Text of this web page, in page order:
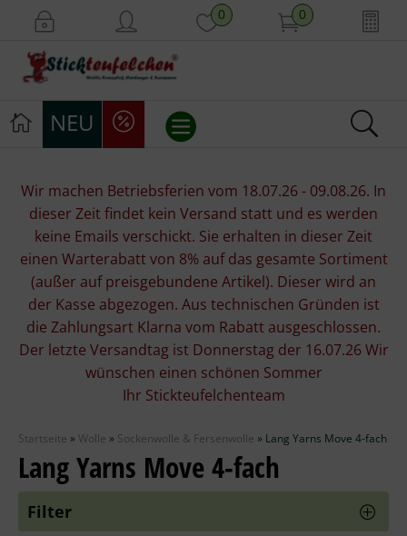
0 0
NEU
Stickpackungen
Stickgarne
Stoffe
Mill Hill Beads
Stricknadeln
Wir machen Betriebsferien vom 18.07.26 - 09.08.26. In
dieser Zeit findet kein Versand statt und es werden
keine Emails verschickt. Sie erhalten in dieser Zeit
einen Warterabatt von 8% auf das gesamte Sortiment
(außer auf preisgebundene Artikel). Dieser wird an
der Kasse abgezogen. Aus technischen Gründen ist
die Zahlungsart Klarna vom Rabatt ausgeschlossen.
Der letzte Versandtag ist Donnerstag der 16.07.26 Wir
wünschen einen schönen Sommer
Ihr Stickteufelchenteam
Startseite » Wolle » Sockenwolle & Fersenwolle » Lang Yarns Move 4-fach
Lang Yarns Move 4-fach
Filter